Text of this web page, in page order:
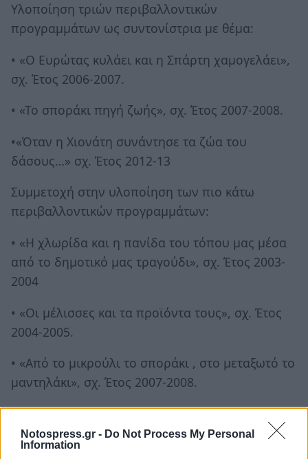
Notospress.gr - Do Not Process My Personal
Information
Υλοποίηση τριών περιβαλλοντικών
προγραμμάτων ως συντονίστρια με θέμα:
• «Ο Ευρώτας κυλάει και η Σπάρτη χαμογελάει»,
σχ. Έτος 2006-2007.
• «Το σποράκι πηγή ζωής», σχ. Έτος 2007-2008.
•«Όταν η Χιονάτη συνάντησε τα ζώα του
δάσους…» σχ. Έτος 2012-13
Συμμετοχή στην υλοποίηση των πιο κάτω
περιβαλλοντικών προγραμμάτων:
• «Η χλωρίδα και η πανίδα του τόπου μας μέσα
από το δημοτικό μας τραγούδι», σχ. Έτος 2003-
2004
• «Οι μέλισσες και τα προϊόντα τους», σχ. Έτος
2004-2005.
• «Από το μικρούλι το σποράκι , στο μεταξωτό το
μαντηλάκι», σχ. Έτος 2007-2008.
•«Λάδι, το υγρό χρυσάφι του τόπου μας», σχ.
Έτος 2012-13